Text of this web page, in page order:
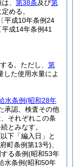
、 第38条及び第
める。
平成10年条例24
成14年条例41
る。 ただし、 第
した使用水量によ
水条例(昭和28年
承認、検査その他
それぞれこの条
とみなす。
下「編入日」と
町条例第13号)
る条例(昭和53年
水条例(昭和50年